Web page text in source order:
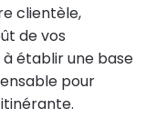
clientèle,
de vos
établir une base
pour